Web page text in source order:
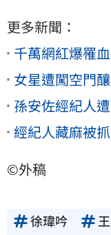
更多新聞：
千萬網紅爆罹
女星遭闖空門
孫安佐經紀人
經紀人藏麻被
©外稿
徐瑋吟